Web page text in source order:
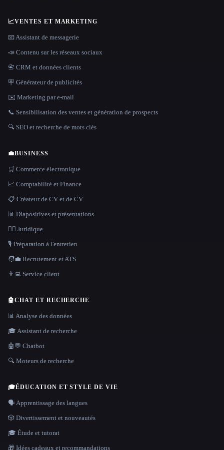
📈VENTES ET MARKETING
📧 Assistant de messagerie
📣 Contenu sur les réseaux sociaux
📇 CRM et données clients
🪧 Générateur de publicités
✉️ Marketing par e-mail
📞 Sensibilisation des ventes et génération de prospects
🔍 SEO et recherche de mots clés
💼BUSINESS
🛒 Commerce électronique
📈 Comptabilité et Finance
📋 Créateur de CV et de CV
📊 Diapositives et présentations
👩‍⚖️ Juridique
🎙️ Préparation à l'entretien
🧑‍💼 Recrutement et ATS
👨‍💻 Service client
🤖CHAT ET RECHERCHE
📊 Analyse des données
🎓 Assistant de recherche
🤖💬 Chatbot
🔍 Moteurs de recherche
🎓ÉDUCATION ET STYLE DE VIE
🗣️ Apprentissage des langues
🎲 Divertissement et nouveautés
🎓 Étude et tutorat
🎁 Idées cadeaux et recommandations